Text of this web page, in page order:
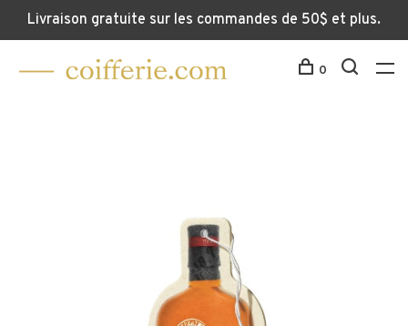
Livraison gratuite sur les commandes de 50$ et plus.
0